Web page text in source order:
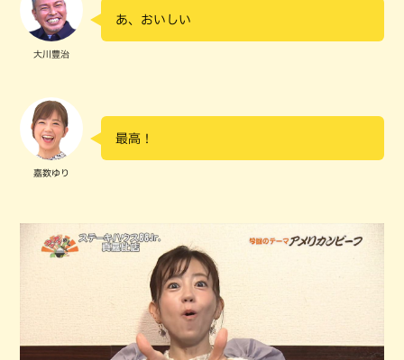
大川豊治
あ、おいしい
嘉数ゆり
最高！